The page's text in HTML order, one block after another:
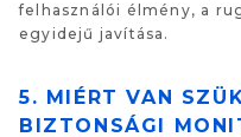
felhasználói élmény, a
egyidejű javítása.
5. MIÉRT VAN
BIZTONSÁGI